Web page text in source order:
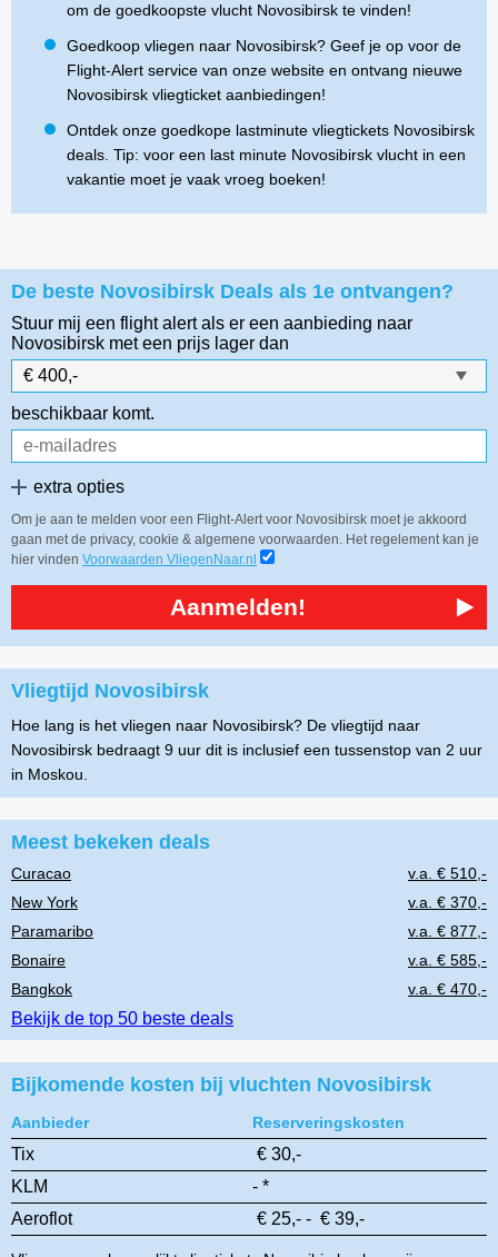
om de goedkoopste vlucht Novosibirsk te vinden!
Goedkoop vliegen naar Novosibirsk? Geef je op voor de
Flight-Alert service van onze website en ontvang nieuwe
Novosibirsk vliegticket aanbiedingen!
Ontdek onze goedkope lastminute vliegtickets Novosibirsk
deals. Tip: voor een last minute Novosibirsk vlucht in een
vakantie moet je vaak vroeg boeken!
De beste Novosibirsk Deals als 1e ontvangen?
Stuur mij een flight alert als er een aanbieding naar
Novosibirsk met een prijs lager dan
beschikbaar komt.
extra opties
Om je aan te melden voor een Flight-Alert voor Novosibirsk moet je akkoord
gaan met de privacy, cookie & algemene voorwaarden. Het regelement kan je
hier vinden Voorwaarden VliegenNaar.nl
Aanmelden!
Vliegtijd Novosibirsk
Hoe lang is het vliegen naar Novosibirsk? De vliegtijd naar
Novosibirsk bedraagt 9 uur dit is inclusief een tussenstop van 2 uur
in Moskou.
Meest bekeken deals
Curacao
v.a. € 510,-
New York
v.a. € 370,-
Paramaribo
v.a. € 877,-
Bonaire
v.a. € 585,-
Bangkok
v.a. € 470,-
Bekijk de top 50 beste deals
Bijkomende kosten bij vluchten Novosibirsk
Aanbieder Reserveringskosten
Tix
€ 30,-
KLM
- *
Aeroflot
€ 25,- - € 39,-